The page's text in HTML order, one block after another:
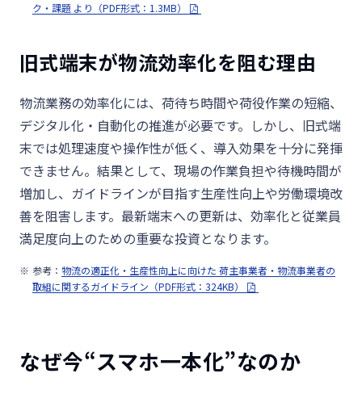
ク・課題 より（PDF形式：1.3MB）
旧式端末が物流効率化を阻む理由
物流業務の効率化には、荷待ち時間や荷役作業の短縮、
デジタル化・自動化の推進が必要です。しかし、旧式端
末では処理速度や操作性が低く、導入効果を十分に発揮
できません。結果として、現場の作業負担や待機時間が
増加し、ガイドラインが目指す生産性向上や労働環境改
善を阻害します。最新端末への更新は、効率化と従業員
満足度向上のための重要な投資となります。
参考： 物流の適正化・生産性向上に向けた 荷主事業者・物流事業者の
取組に関するガイドライン（PDF形式：324KB）
なぜ今“スマホ一本化”なのか